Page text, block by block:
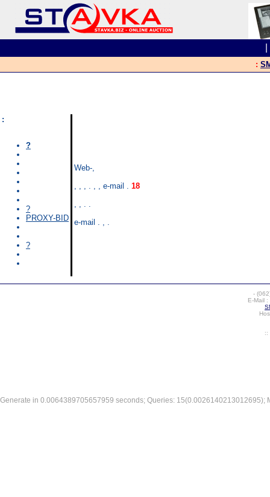
:
:
?
?
PROXY-BID
?
Web-,
, , , . , , e-mail . 18
, , . .
e-mail . , .
-
E-Mail :
::
Generate in 0.0064389705657959 seconds; Queries: 15(0.0026140213012695);